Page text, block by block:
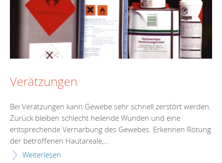
Verätzungen
Bei Verätzungen kann Gewebe sehr schnell zerstört werden.
Zurück bleiben schlecht heilende Wunden und eine
entsprechende Vernarbung des Gewebes. Erkennen Rötung
der betroffenen Hautareale,...
Weiterlesen